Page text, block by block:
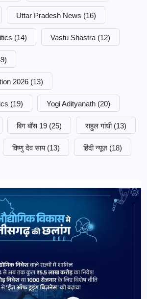
Uttar Pradesh News (16)
(14) Vastu Shastra (12)
2026 (13)
(19) Yogi Adityanath (20)
बिग बॉस 19 (25) राहुल गांधी (13)
विष्णु देव साय (13) हिंदी न्यूज़ (18)